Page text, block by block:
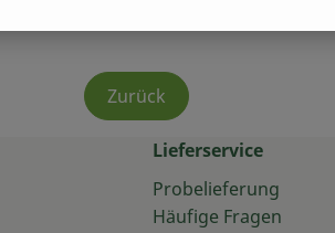
Zurück
Lieferservice
Probelieferung
Häufige Fragen